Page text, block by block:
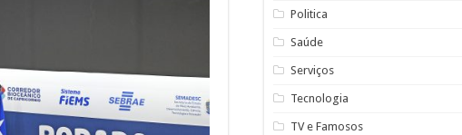
Politica
Saúde
Serviços
Tecnologia
TV e Famosos